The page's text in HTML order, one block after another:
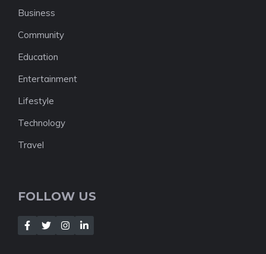
Business
Community
Education
Entertainment
Lifestyle
Technology
Travel
FOLLOW US